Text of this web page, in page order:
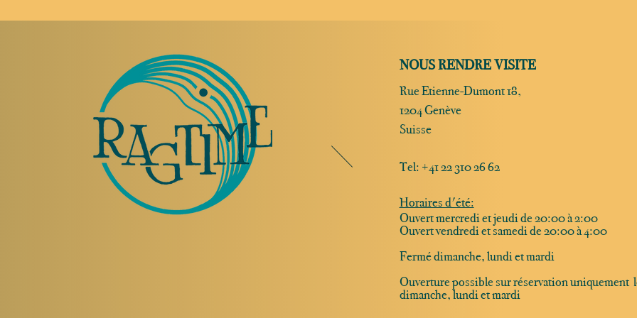
NOUS RENDRE VISITE
Rue Etienne-Dumont 18,
1204 Genève
Suisse
Tel: +41 22 310 26 62
Horaires d'été:
Ouvert mercredi et jeudi de 20:00 à 2:00
Ouvert vendredi et samedi de 20:00 à 4:00
Fermé dimanche, lundi et mardi
Ouverture possible sur réservation uniquement
dimanche, lundi et mardi